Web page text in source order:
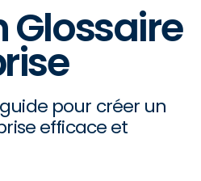
Glossaire
pour créer un
efficace et